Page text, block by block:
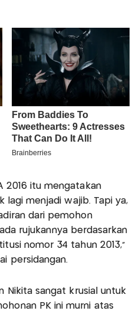
2016 itu mengatakan
lagi menjadi wajib. Tapi ya,
dari pemohon
rujukannya berdasarkan
nomor 34 tahun 2013,"
persidangan.
Nikita sangat krusial untuk
PK ini murni atas